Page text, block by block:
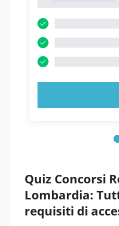
Quiz Concorsi
Lombardia:
requisiti di